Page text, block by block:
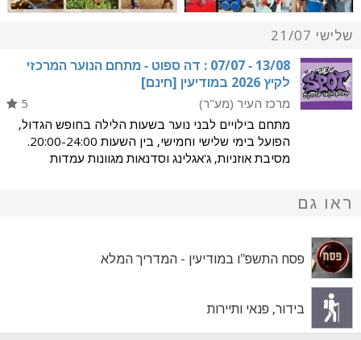
שלישי 21/07
‭07/07 - 13/08‬ : דה ספוט - מתחם הנוער המרכזי
לקיץ 2026 במודיעין [חינם]
5
מרכז העיר (מע"ר)
מתחם בילויים לבני נוער בשעות הלילה בחופש הגדול,
הפועל בימי שלישי וחמישי, בין השעות 20:00-24:00.
מסיבת אוזניות, ג'אגלינג וסדנאות מגוונות עמדות
ראו גם
פסח התשפ"ו במודיעין - המדריך המלא
בידור, פנאי ותיירות